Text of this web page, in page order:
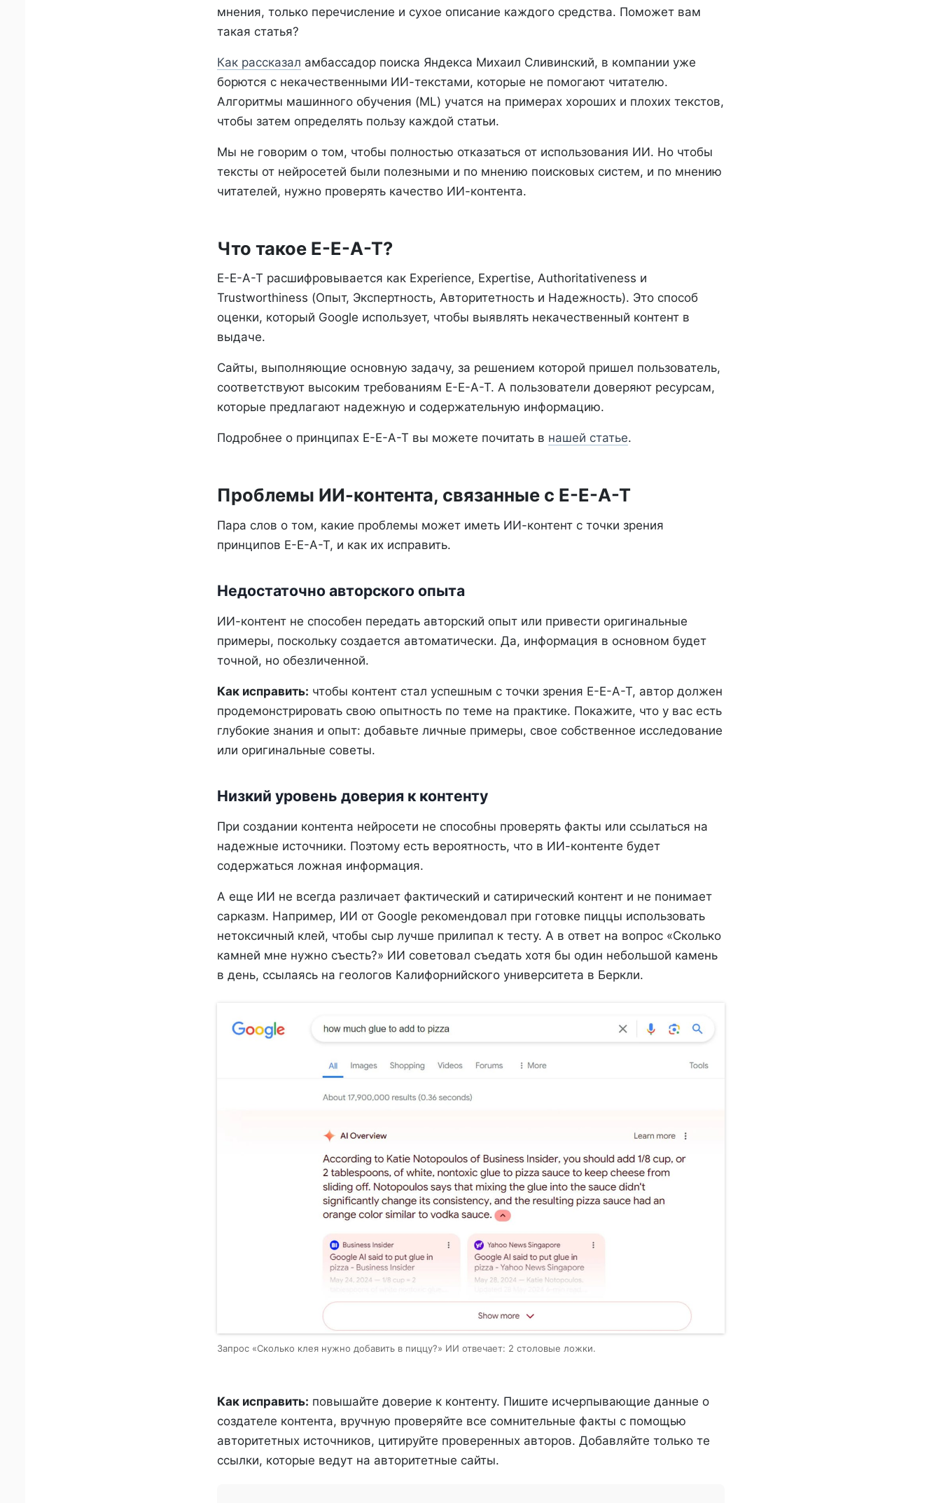
мнения, только перечисление и сухое описание каждого средства. Поможет вам
такая статья?
Как рассказал амбассадор поиска Яндекса Михаил Сливинский, в компании уже
борются с некачественными ИИ-текстами, которые не помогают читателю.
Алгоритмы машинного обучения (ML) учатся на примерах хороших и плохих текстов,
чтобы затем определять пользу каждой статьи.
Мы не говорим о том, чтобы полностью отказаться от использования ИИ. Но чтобы
тексты от нейросетей были полезными и по мнению поисковых систем, и по мнению
читателей, нужно проверять качество ИИ-контента.
Что такое E-E-A-T?
E-E-A-T расшифровывается как Experience, Expertise, Authoritativeness и
Trustworthiness (Опыт, Экспертность, Авторитетность и Надежность). Это способ
оценки, который Google использует, чтобы выявлять некачественный контент в
выдаче.
Сайты, выполняющие основную задачу, за решением которой пришел пользователь,
соответствуют высоким требованиям E-E-A-T. А пользователи доверяют ресурсам,
которые предлагают надежную и содержательную информацию.
Подробнее о принципах E-E-A-T вы можете почитать в нашей статье.
Проблемы ИИ-контента, связанные с E-E-A-T
Пара слов о том, какие проблемы может иметь ИИ-контент с точки зрения
принципов E-E-A-T, и как их исправить.
Недостаточно авторского опыта
ИИ-контент не способен передать авторский опыт или привести оригинальные
примеры, поскольку создается автоматически. Да, информация в основном будет
точной, но обезличенной.
Как исправить: чтобы контент стал успешным с точки зрения E-E-A-T, автор должен
продемонстрировать свою опытность по теме на практике. Покажите, что у вас есть
глубокие знания и опыт: добавьте личные примеры, свое собственное исследование
или оригинальные советы.
Низкий уровень доверия к контенту
При создании контента нейросети не способны проверять факты или ссылаться на
надежные источники. Поэтому есть вероятность, что в ИИ-контенте будет
содержаться ложная информация.
А еще ИИ не всегда различает фактический и сатирический контент и не понимает
сарказм. Например, ИИ от Google рекомендовал при готовке пиццы использовать
нетоксичный клей, чтобы сыр лучше прилипал к тесту. А в ответ на вопрос «Сколько
камней мне нужно съесть?» ИИ советовал съедать хотя бы один небольшой камень
в день, ссылаясь на геологов Калифорнийского университета в Беркли.
Запрос «Сколько клея нужно добавить в пиццу?» ИИ отвечает: 2 столовые ложки.
Как исправить: повышайте доверие к контенту. Пишите исчерпывающие данные о
создателе контента, вручную проверяйте все сомнительные факты с помощью
авторитетных источников, цитируйте проверенных авторов. Добавляйте только те
ссылки, которые ведут на авторитетные сайты.